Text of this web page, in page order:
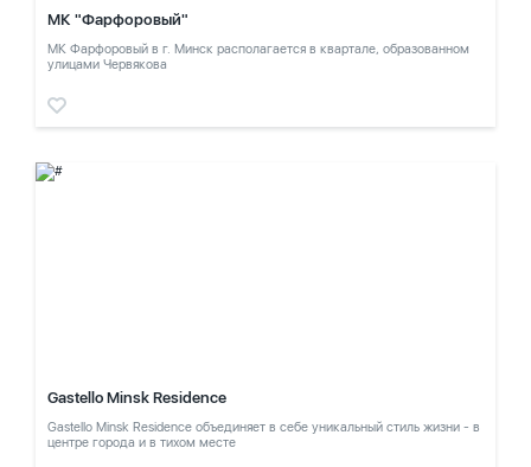
МК "Фарфоровый"
МК Фарфоровый в г. Минск располагается в квартале, образованном
улицами Червякова
Gastello Minsk Residence
Gastello Minsk Residence объединяет в себе уникальный стиль жизни - в
центре города и в тихом месте